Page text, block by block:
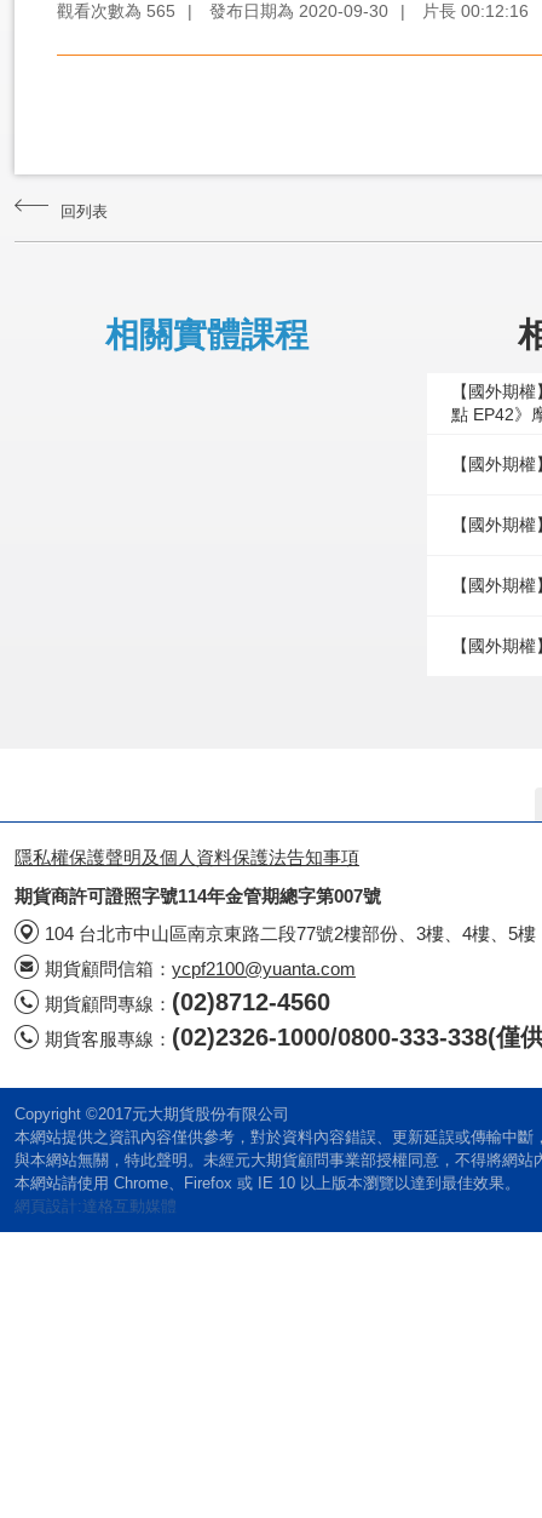
觀看次數為 565 | 發布日期為 2020-09-30 | 片長 00:12:16
回列表
相關實體課程
【國外期
點 EP42》
【國外期
【國外期
【國外期
【國外期
隱私權保護聲明及個人資料保護法告知事項
期貨商許可證照字號114年金管期總字第007號
104 台北市中山區南京東路二段77號2樓部份、3樓、4樓、5樓
期貨顧問信箱： ycpf2100@yuanta.com
期貨顧問專線： (02)8712-4560
期貨客服專線： (02)2326-1000/0800-333-338(僅
Copyright ©2017元大期貨股份有限公司
本網站提供之資訊內容僅供參考，對於資料內容錯誤、更新延誤或傳輸中
與本網站無關，特此聲明。未經元大期貨顧問事業部授權同意，不得將網站
本網站請使用 Chrome、Firefox 或 IE 10 以上版本瀏覽以達到最佳效果。
網頁設計:達格互動媒體